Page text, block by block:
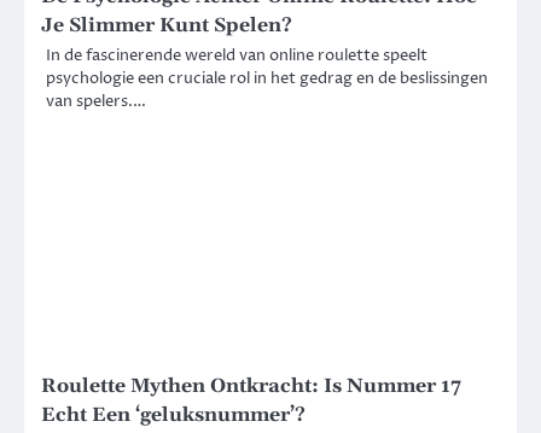
Je Slimmer Kunt Spelen?
In de fascinerende wereld van online roulette speelt
psychologie een cruciale rol in het gedrag en de beslissingen
van spelers.…
Roulette Mythen Ontkracht: Is Nummer 17
Echt Een ‘geluksnummer’?